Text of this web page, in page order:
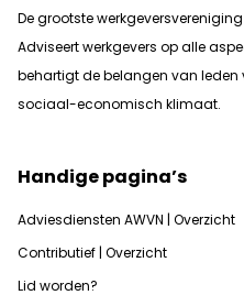
De grootste
Adviseert werkgevers op alle
behartigt de belangen van leden
sociaal-economisch klimaat.
Handige pagina’s
Adviesdiensten AWVN | Overzicht
Contributief | Overzicht
Lid worden?